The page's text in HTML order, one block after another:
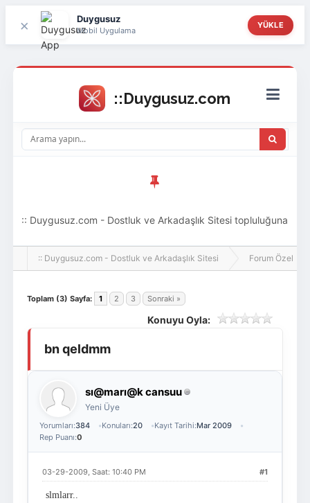
× Duygusuz
Mobil Uygulama
YÜKLE
Üye Ol
:: Duygusuz.com - Dostluk ve Arkadaşlık Sitesi topluluğuna
hoş geldin ziyaretçi! Aramıza katılmak istersen kayıt
:: Duygusuz.com - Dostluk ve Arkadaşlık Sitesi Forum Özel
Toplam (3) Sayfa: 1 2 3 Sonraki »
Konuyu Oyla:
bn qeldmm
sı@marı@k cansuu
Yeni Üye
Yorumları:384 Konuları:20 Kayıt Tarihi:Mar 2009
Rep Puanı:0
#1
03-29-2009, Saat: 10:40 PM
slmlarr..